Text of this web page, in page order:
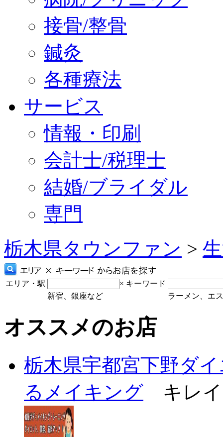
接骨/整骨
鍼灸
各種療法
サービス
情報・印刷
会計士/税理士
結婚/ブライダル
専門
栃木県タウンファン >
エリア・駅 × キーワード
新宿、銀座など
ラーメン、エ
オススメのお店
栃木県宇都宮下野ダ
るメイキング キレイ